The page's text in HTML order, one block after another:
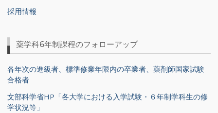
採用情報
薬学科6年制課程のフォローアップ
各年次の進級者、標準修業年限内の卒業者、薬剤師国家試験
合格者
文部科学省HP「各大学における入学試験・６年制学科生の修
学状況等」